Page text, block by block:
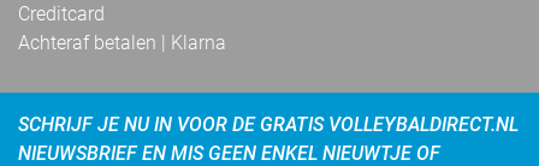
Creditcard
Achteraf betalen | Klarna
SCHRIJF JE NU IN VOOR DE GRATIS VOLLEYBALDIRECT.NL
NIEUWSBRIEF EN MIS GEEN ENKEL NIEUWTJE OF